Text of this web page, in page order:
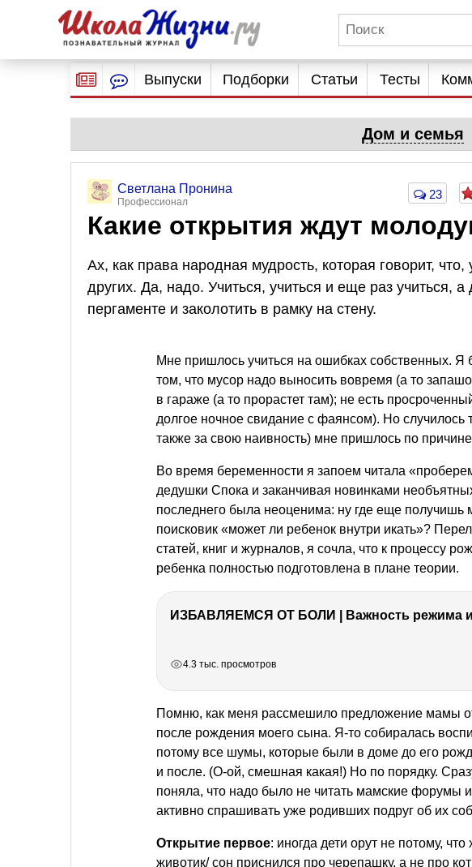
Выпуски Подборки Статьи Тесты
Дом и семья
Светлана Пронина
Профессионал
23
Какие открытия ждут
Ах, как права народная мудрость, которая говорит,
других. Да, надо. Учиться, учиться и еще раз учиться,
пергаменте и заколотить в рамку на стену.
Мне пришлось учиться на ошибках собственных. Я
том, что мусор надо выносить вовремя (а то
в гараже (а то прорастет там); не есть
долгое ночное свидание с фаянсом). Но случилось
также за свою наивность) мне пришлось по
Во время беременности я запоем читала
дедушки Спока и заканчивая новинками
последнего была неоценима: ну где еще получишь
поисковик «может ли ребенок внутри икать»?
статей, книг и журналов, я сочла, что к процессу
ребенка полностью подготовлена в плане теории.
ИЗБАВЛЯЕМСЯ ОТ БОЛИ | Важность режима и
4.3 тыс. просмотров
Помню, как меня рассмешило предложение мамы
после рождения моего сына. Я-то собиралась
потому все шумы, которые были в доме до его
и после. (О-ой, смешная какая!) Но по порядку.
поняла, что надо было не читать мамские форумы
активно спрашивать уже родивших подруг об их
Открытие первое: иногда дети орут не потому,
животик/ сон приснился про черепашку, а не про